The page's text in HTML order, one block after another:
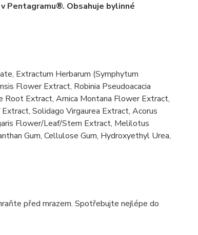
Pentagramu®. Obsahuje bylinné
Extractum Herbarum (Symphytum
Flower Extract, Robinia Pseudoacacia
Root Extract, Arnica Montana Flower Extract,
Solidago Virgaurea Extract, Acorus
Flower/Leaf/Stem Extract, Melilotus
Gum, Cellulose Gum, Hydroxyethyl Urea,
před mrazem. Spotřebujte nejlépe do